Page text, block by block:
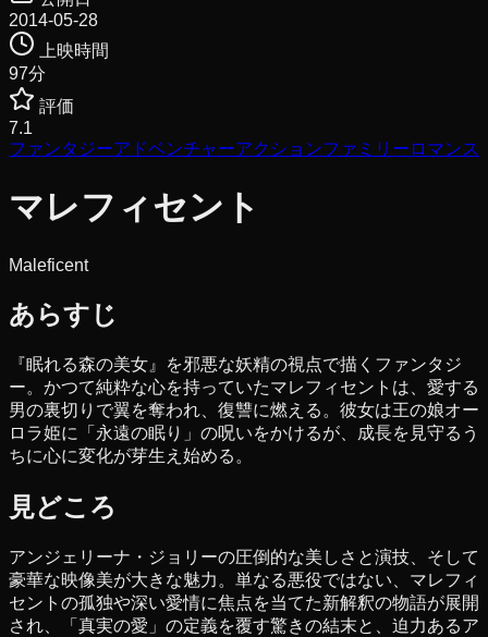
2014-05-28
上映時間
97分
評価
7.1
ファンタジーアドベンチャーアクションファミリー ロマンス
マレフィセント
Maleficent
あらすじ
『眠れる森の美女』を邪悪な妖精の視点で描くファンタジ
ー。かつて純粋な心を持っていたマレフィセントは、愛する
男の裏切りで翼を奪われ、復讐に燃える。彼女は王の娘オー
ロラ姫に「永遠の眠り」の呪いをかけるが、成長を見守るう
ちに心に変化が芽生え始める。
見どころ
アンジェリーナ・ジョリーの圧倒的な美しさと演技、そして
豪華な映像美が大きな魅力。単なる悪役ではない、マレフィ
セントの孤独や深い愛情に焦点を当てた新解釈の物語が展開
され、「真実の愛」の定義を覆す驚きの結末と、迫力あるア